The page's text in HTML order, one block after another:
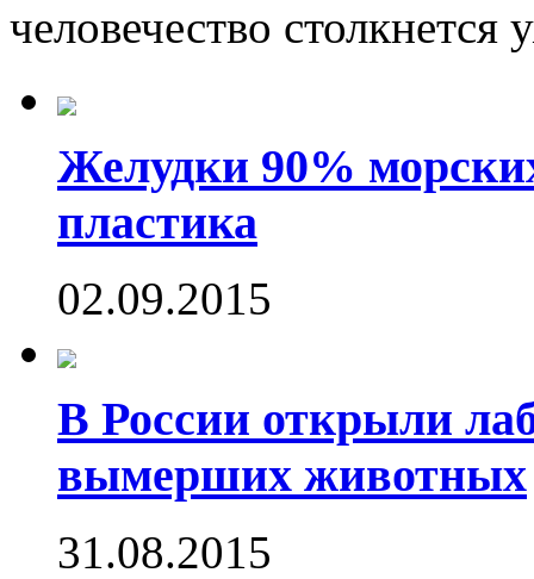
человечество столкнется
Желудки 90%
пластика
02.09.2015
В России открыли
вымерших животных
31.08.2015